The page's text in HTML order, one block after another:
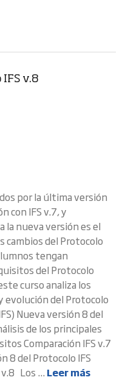
IFS v.8
por la última versión
con IFS v.7, y
la nueva versión es el
cambios del Protocolo
tengan
del Protocolo
curso analiza los
del Protocolo
Nueva versión 8 del
de los principales
Comparación IFS v.7
8 del Protocolo IFS
Los ... Leer más